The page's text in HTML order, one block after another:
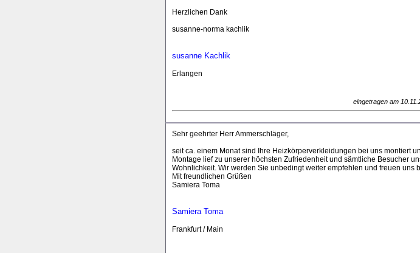
Herzlichen Dank
susanne-norma kachlik
susanne Kachlik
Erlangen
eingetragen am
Sehr geehrter Herr Ammerschläger,
seit ca. einem Monat sind Ihre Heizkörperverkleidungen bei uns montiert
Montage lief zu unserer höchsten Zufriedenheit und sämtliche Besucher
Wohnlichkeit. Wir werden Sie unbedingt weiter empfehlen und freuen
Mit freundlichen Grüßen
Samiera Toma
Samiera Toma
Frankfurt / Main